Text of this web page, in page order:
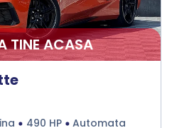
TINE ACASA
490 HP Automata